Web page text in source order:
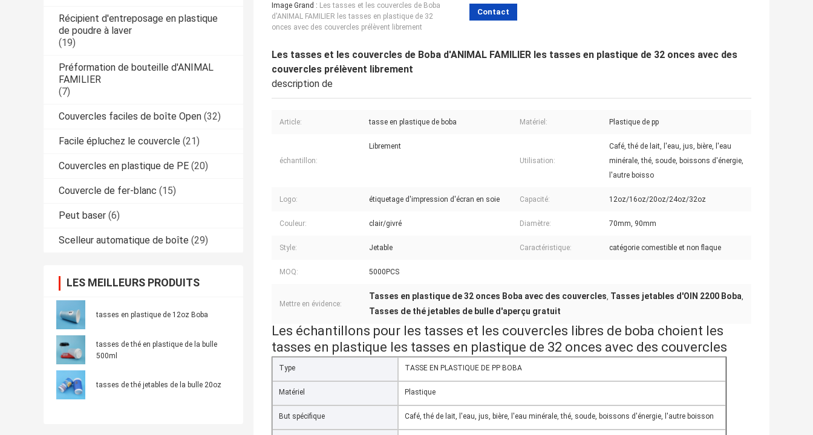
Récipient d'entreposage en plastique
de poudre à laver
(19)
Préformation de bouteille d'ANIMAL
FAMILIER
(7)
Couvercles faciles de boîte Open (32)
Facile épluchez le couvercle (21)
Couvercles en plastique de PE (20)
Couvercle de fer-blanc (15)
Peut baser (6)
Scelleur automatique de boîte (29)
LES MEILLEURS PRODUITS
tasses en plastique de 12oz Boba
tasses de thé en plastique de la bulle
500ml
tasses de thé jetables de la bulle 20oz
Image Grand : Les tasses et les couvercles de Boba
d'ANIMAL FAMILIER les tasses en plastique de 32
onces avec des couvercles prélèvent librement
Contact
Les tasses et les couvercles de Boba d'ANIMAL FAMILIER les tasses en plastique de 32 onces avec des
couvercles prélèvent librement
description de
Article: tasse en plastique de boba Matériel: Plastique de pp
échantillon:
Librement
Utilisation:
Café, thé de lait, l'eau, jus, bière, l'eau
minérale, thé, soude, boissons d'énergie,
l'autre boisso
Logo: étiquetage d'impression d'écran en soie Capacité: 12oz/16oz/20oz/24oz/32oz
Couleur: clair/givré Diamètre: 70mm, 90mm
Style: Jetable Caractéristique: catégorie comestible et non flaque
MOQ: 5000PCS
Mettre en évidence:
Tasses en plastique de 32 onces Boba avec des couvercles Tasses jetables d'OIN 2200 Boba
Tasses de thé jetables de bulle d'aperçu gratuit
Les échantillons pour les tasses et les couvercles libres de boba choient les
tasses en plastique les tasses en plastique de 32 onces avec des couvercles
Type TASSE EN PLASTIQUE DE PP BOBA
Matériel Plastique
But spécifique Café, thé de lait, l'eau, jus, bière, l'eau minérale, thé, soude, boissons d'énergie, l'autre boisson